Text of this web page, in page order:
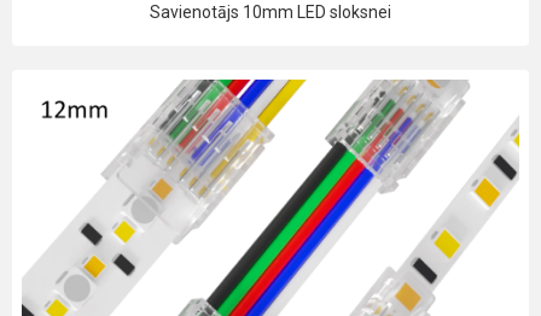
Savienotājs 10mm LED sloksnei